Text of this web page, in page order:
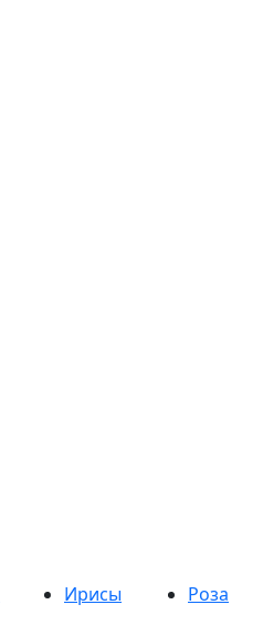
Ирисы
Роза